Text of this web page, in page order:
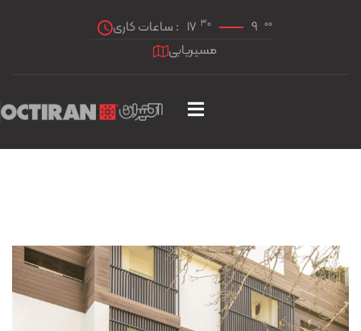
ساعات کاری : 17 30 9 00
مسیریابی